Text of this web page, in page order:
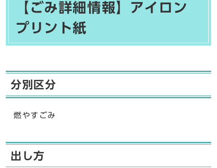
【ごみ詳細情報】アイロン
プリント紙
分別区分
燃やすごみ
出し方